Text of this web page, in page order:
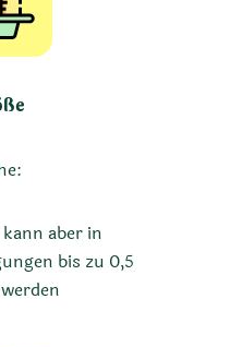
aber in
bis zu 0,5